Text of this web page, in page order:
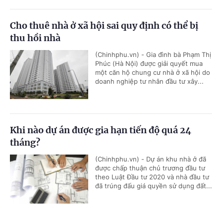
Cho thuê nhà ở xã hội sai quy định có thể bị
thu hồi nhà
(Chinhphu.vn) - Gia đình bà Phạm Thị
Phúc (Hà Nội) được giải quyết mua
một căn hộ chung cư nhà ở xã hội do
doanh nghiệp tư nhân đầu tư xây...
Khi nào dự án được gia hạn tiến độ quá 24
tháng?
(Chinhphu.vn) - Dự án khu nhà ở đã
được chấp thuận chủ trương đầu tư
theo Luật Đầu tư 2020 và nhà đầu tư
đã trúng đấu giá quyền sử dụng đất...